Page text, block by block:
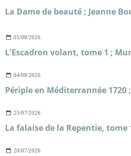
La Dame de beauté ; Jeanne
05/08/2026
L'Escadron volant, tome 1 ;
04/08/2026
Périple en Méditerrannée 1720
25/07/2026
20/07/2026